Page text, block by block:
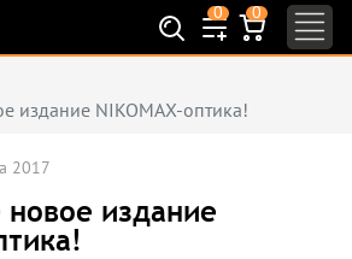
0 0
издание NIKOMAX-оптика!
2017
новое издание